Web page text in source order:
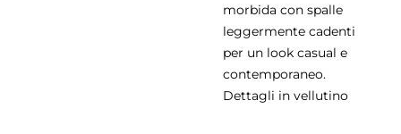
morbida con spalle
leggermente cadenti
per un look casual e
contemporaneo.
Dettagli in vellutino